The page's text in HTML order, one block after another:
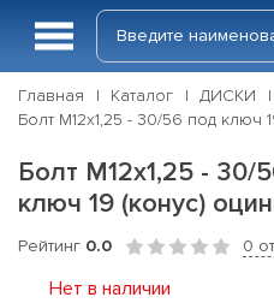
Главная Каталог ДИСКИ
Болт М12х1,25 - 30/56 под ключ
Болт М12х1,25 - 30/
ключ 19 (конус)
Рейтинг 0.0 0
Нет в наличии